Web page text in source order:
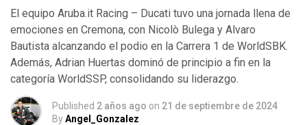
El equipo Aruba.it Racing – Ducati tuvo una jornada llena de
emociones en Cremona, con Nicolò Bulega y Alvaro
Bautista alcanzando el podio en la Carrera 1 de WorldSBK.
Además, Adrian Huertas dominó de principio a fin en la
categoría WorldSSP, consolidando su liderazgo.
Published 2 años ago on 21 de septiembre de 2024
ByAngel_Gonzalez